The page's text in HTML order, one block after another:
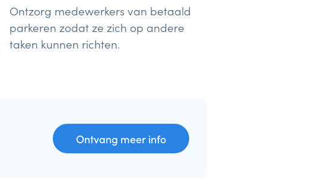
Ontzorg medewerkers van betaald
parkeren zodat ze zich op andere
taken kunnen richten.
Ontvang meer info